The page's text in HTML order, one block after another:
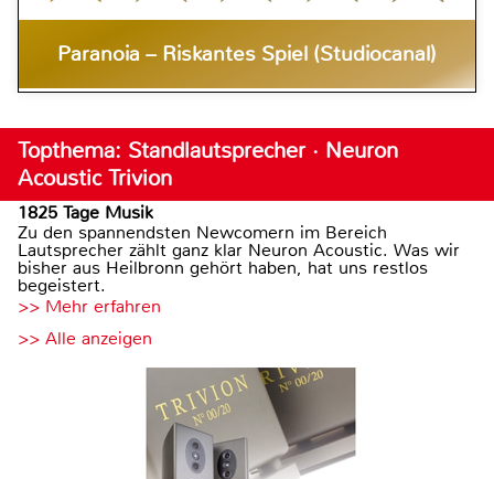
Paranoia – Riskantes Spiel (Studiocanal)
Topthema: Standlautsprecher · Neuron
Acoustic Trivion
1825 Tage Musik
Zu den spannendsten Newcomern im Bereich
Lautsprecher zählt ganz klar Neuron Acoustic. Was wir
bisher aus Heilbronn gehört haben, hat uns restlos
begeistert.
>> Mehr erfahren
>> Alle anzeigen